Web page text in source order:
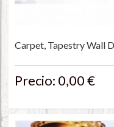
Carpet, Tapestry Wall
Precio: 0,00 €